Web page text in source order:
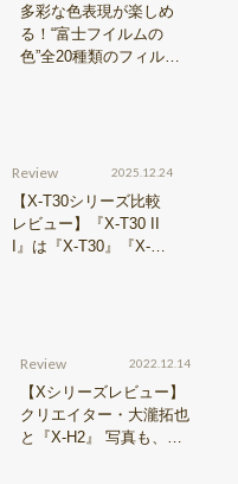
多彩な色表現が楽しめ
る！“富士フイルムの
色”全20種類のフィルム
Review 2025.12.24
【X-T30シリーズ比較
レビュー】『X-T30 II
I』は『X-T30』『X-T3
Review 2022.12.14
【Xシリーズレビュー】
クリエイター・大瀧拓也
と『X-H2』 写真も、動